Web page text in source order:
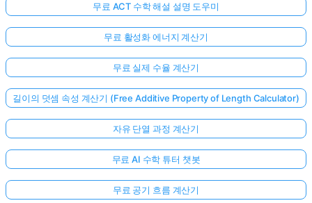
무료 ACT 수학 해설 설명 도우미
무료 활성화 에너지 계산기
무료 실제 수율 계산기
길이의 덧셈 속성 계산기 (Free Additive Property of Length Calculator)
자유 단열 과정 계산기
무료 AI 수학 튜터 챗봇
무료 공기 흐름 계산기